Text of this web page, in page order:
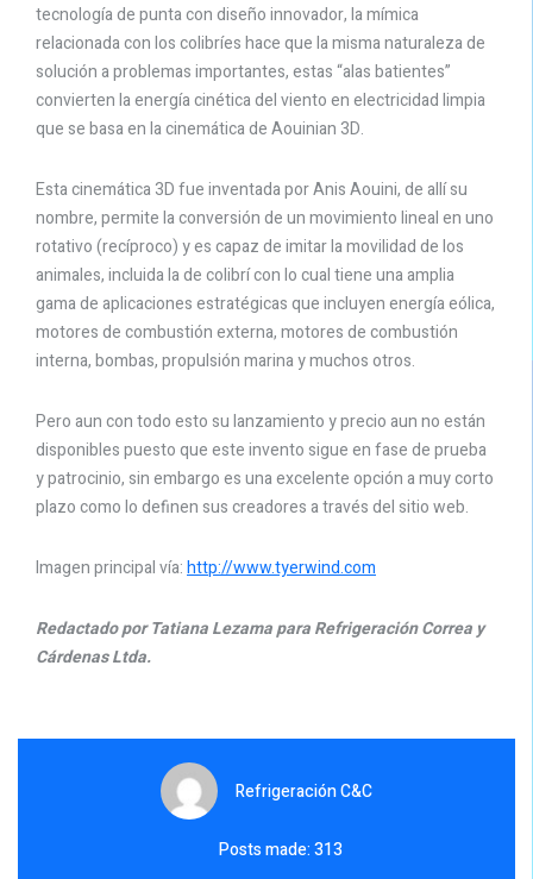
tecnología de punta con diseño innovador, la mímica
relacionada con los colibríes hace que la misma naturaleza de
solución a problemas importantes, estas “alas batientes”
convierten la energía cinética del viento en electricidad limpia
que se basa en la cinemática de Aouinian 3D.
Esta cinemática 3D fue inventada por Anis Aouini, de allí su
nombre, permite la conversión de un movimiento lineal en uno
rotativo (recíproco) y es capaz de imitar la movilidad de los
animales, incluida la de colibrí con lo cual tiene una amplia
gama de aplicaciones estratégicas que incluyen energía eólica,
motores de combustión externa, motores de combustión
interna, bombas, propulsión marina y muchos otros.
Pero aun con todo esto su lanzamiento y precio aun no están
disponibles puesto que este invento sigue en fase de prueba
y patrocinio, sin embargo es una excelente opción a muy corto
plazo como lo definen sus creadores a través del sitio web.
Imagen principal vía:http://www.tyerwind.com
Redactado por Tatiana Lezama para Refrigeración Correa y
Cárdenas Ltda.
Refrigeración C&C
Posts made: 313